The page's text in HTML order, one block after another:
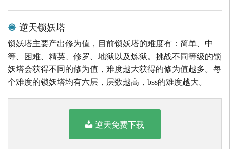
逆天锁妖塔
锁妖塔主要产出修为值，目前锁妖塔的难度有：简单、中
等、困难、精英、修罗、地狱以及炼狱。挑战不同等级的锁
妖塔会获得不同的修为值，难度越大获得的修为值越多。每
个难度的锁妖塔均有六层，层数越高，bss的难度越大。
逆天免费下载